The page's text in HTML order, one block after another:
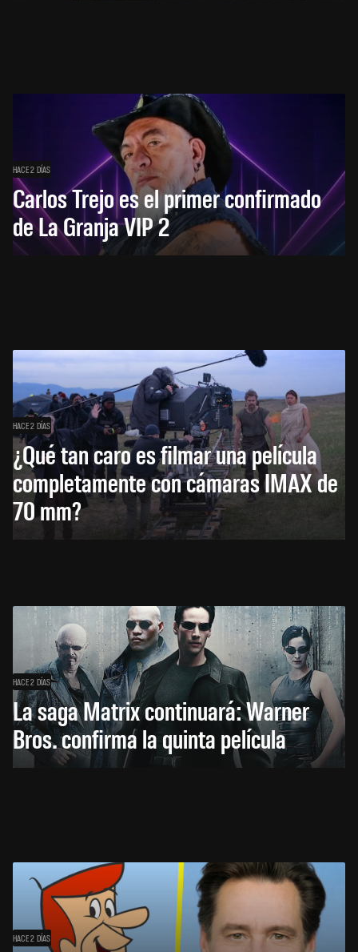
HACE 2 DÍAS
Carlos Trejo es el primer confirmado
de La Granja VIP 2
HACE 2 DÍAS
¿Qué tan caro es filmar una película
completamente con cámaras IMAX de
70 mm?
HACE 2 DÍAS
La saga Matrix continuará: Warner
Bros. confirma la quinta película
HACE 2 DÍAS